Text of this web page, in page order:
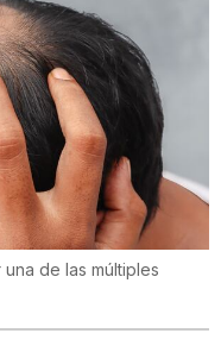
de las múltiples